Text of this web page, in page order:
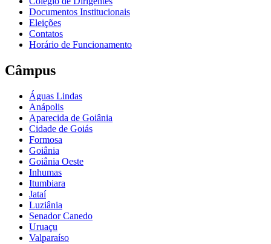
Documentos Institucionais
Eleições
Contatos
Horário de Funcionamento
Câmpus
Águas Lindas
Anápolis
Aparecida de Goiânia
Cidade de Goiás
Formosa
Goiânia
Goiânia Oeste
Inhumas
Itumbiara
Jataí
Luziânia
Senador Canedo
Uruaçu
Valparaíso